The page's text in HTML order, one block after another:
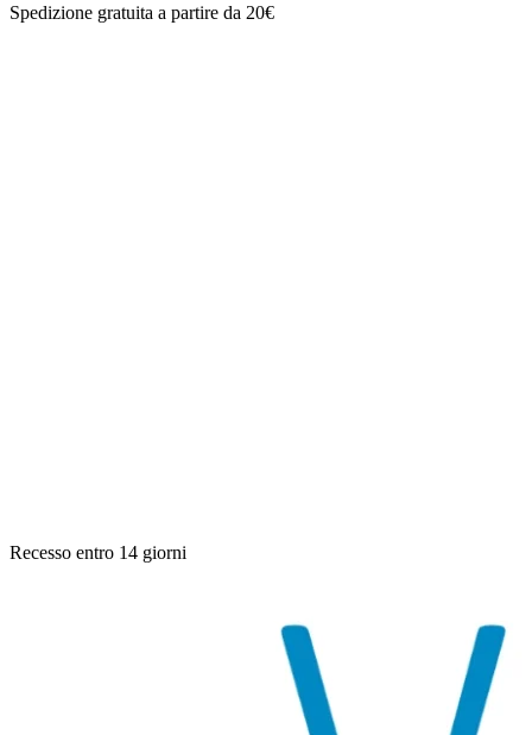
Spedizione gratuita a partire da 20€
Recesso entro 14 giorni